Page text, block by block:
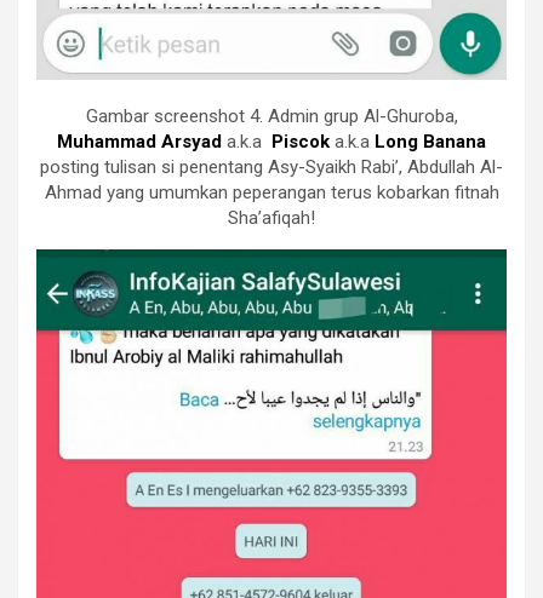
Gambar screenshot 4. Admin grup Al-Ghuroba,
Muhammad Arsyad a.k.a Piscok a.k.a Long Banana
posting tulisan si penentang Asy-Syaikh Rabi’, Abdullah Al-
Ahmad yang umumkan peperangan terus kobarkan fitnah
Sha’afiqah!